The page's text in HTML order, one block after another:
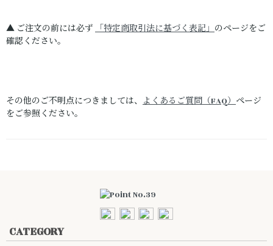
▲ ご注文の前には必ず 「特定商取引法に基づく表記」のページをご
確認ください。
その他のご不明点につきましては、 よくあるご質問（FAQ）ページ
をご参照ください。
CATEGORY